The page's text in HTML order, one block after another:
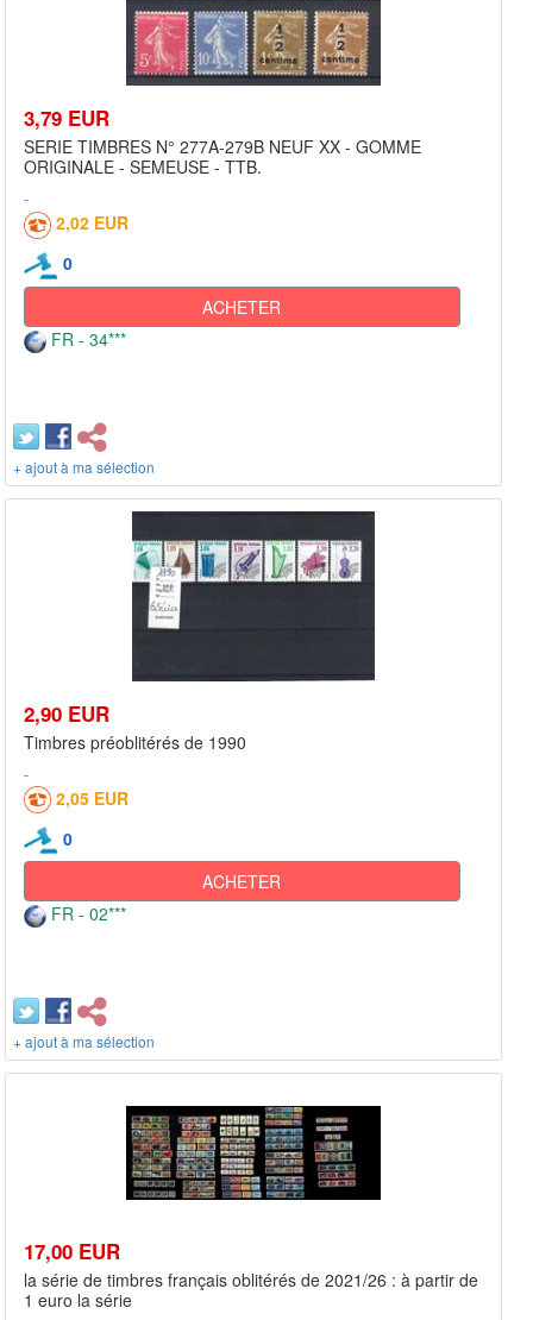
3,79 EUR
SERIE TIMBRES N° 277A-279B NEUF XX - GOMME
ORIGINALE - SEMEUSE - TTB.
2,02 EUR
0
ACHETER
FR - 34***
+ ajout à ma sélection
2,90 EUR
Timbres préoblitérés de 1990
2,05 EUR
0
ACHETER
FR - 02***
+ ajout à ma sélection
17,00 EUR
la série de timbres français oblitérés de 2021/26 : à partir de
1 euro la série